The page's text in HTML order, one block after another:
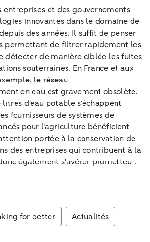
entreprises et des gouvernements
innovantes dans le domaine de
des années. Il suffit de penser
permettant de filtrer rapidement les
détecter de manière ciblée les fuites
souterraines. En France et aux
le réseau
en eau est gravement obsolète.
d'eau potable s'échappent
fournisseurs de systèmes de
pour l'agriculture bénéficient
portée à la conservation de
des entreprises qui contribuent à la
également s'avérer prometteur.
for better
Actualités